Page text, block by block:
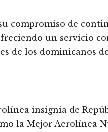
compromiso de
un servicio
de los dominicanos
insignia de
la Mejor Aerolínea